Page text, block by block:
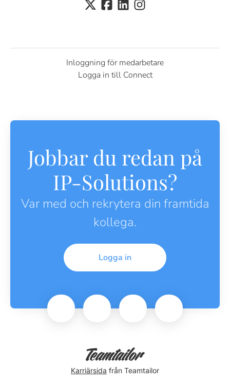
Inloggning för medarbetare
Logga in till Connect
Jobbar du redan på
IP-Solutions?
Var med och rekrytera din framtida
kollega.
Logga in
Karriärsida från Teamtailor